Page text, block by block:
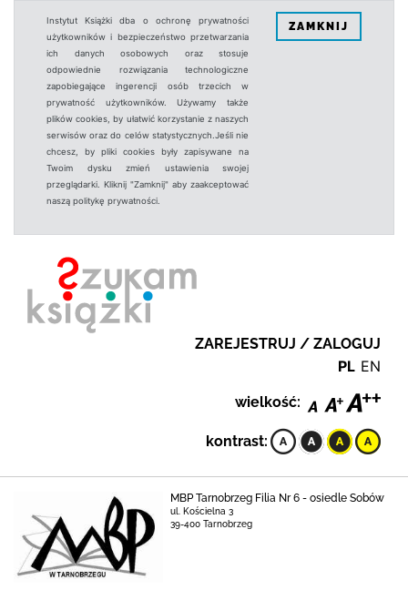
Instytut Książki dba o ochronę prywatności
użytkowników i bezpieczeństwo przetwarzania
ich danych osobowych oraz stosuje
odpowiednie rozwiązania technologiczne
zapobiegające ingerencji osób trzecich w
prywatność użytkowników. Używamy także
plików cookies, by ułatwić korzystanie z naszych
serwisów oraz do celów statystycznych.Jeśli nie
chcesz, by pliki cookies były zapisywane na
Twoim dysku zmień ustawienia swojej
przeglądarki. Kliknij "Zamknij" aby zaakceptować
naszą politykę prywatności.
ZAMKNIJ
ZAREJESTRUJ / ZALOGUJ
PL EN
wielkość:
kontrast:
MBP Tarnobrzeg Filia Nr 6 - osiedle Sobów
ul. Kościelna 3
39-400 Tarnobrzeg